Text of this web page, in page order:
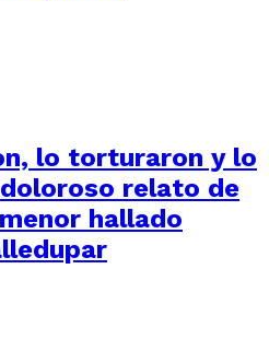
lo torturaron y lo
relato de
hallado